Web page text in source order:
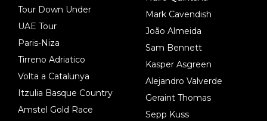
Tour Down Under
UAE Tour
Paris-Niza
Tirreno Adriatico
Volta a Catalunya
Itzulia Basque Country
Amstel Gold Race
Mark Cavendish
João Almeida
Sam Bennett
Kasper Asgreen
Alejandro Valverde
Geraint Thomas
Sepp Kuss